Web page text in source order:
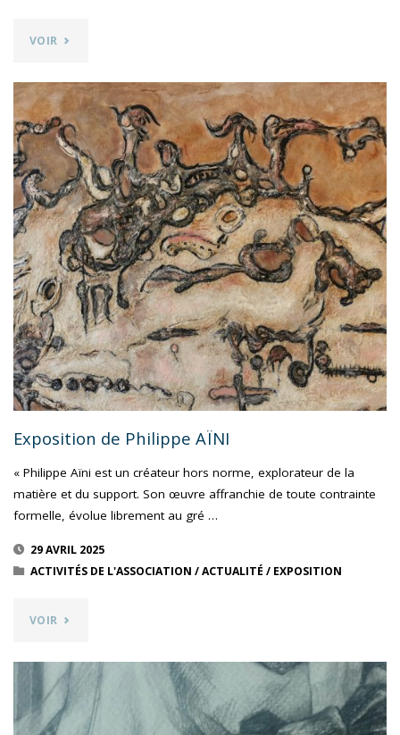
VOIR "PERFORMANCE
ET
EXPOSÉE
DE
BERNARD
OLIVIÉ"
Exposition de Philippe AÏNI
« Philippe Aïni est un créateur hors norme, explorateur de la
matière et du support. Son œuvre affranchie de toute contrainte
formelle, évolue librement au gré …
29 AVRIL 2025
ACTIVITÉS DE L'ASSOCIATION /ACTUALITÉ / EXPOSITION
VOIR "EXPOSITION
PHILIPPE
AÏNI"